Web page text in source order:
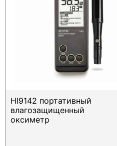
HI9142 портативный
влагозащищенный
оксиметр